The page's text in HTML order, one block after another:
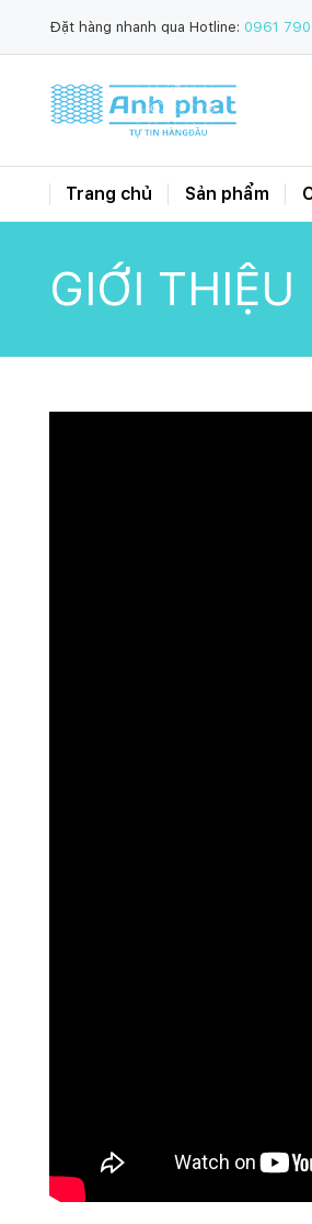
Đặt hàng nhanh qua Hotline: 0961
Trang chủ Sản phẩm
GIỚI